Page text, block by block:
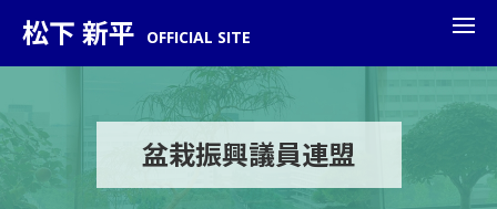
松下 新平 OFFICIAL SITE
盆栽振興議員連盟